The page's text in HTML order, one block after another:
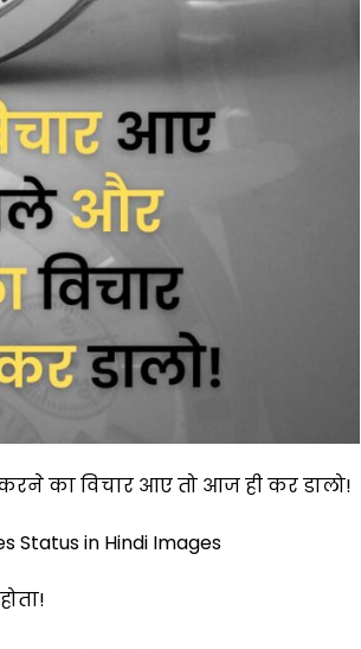
का विचार आए तो आज ही कर डालो!